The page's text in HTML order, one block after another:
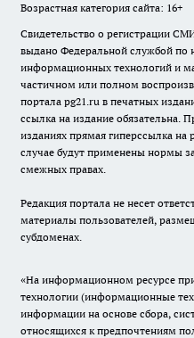
Возрастная категория сайта: 16+
Свидетельство о регистрации
выдано Федеральной службой по
информационных технологий и
частичном или полном
портала pg21.ru в печатных
ссылка на издание обязательна.
изданиях прямая гиперссылка на
случае будут применены нормы
смежных правах.
Редакция портала не несет
материалы пользователей,
субдоменах.
«На информационном ресурсе
технологии (информационные
информации на основе сбора,
относящихся к предпочтениям